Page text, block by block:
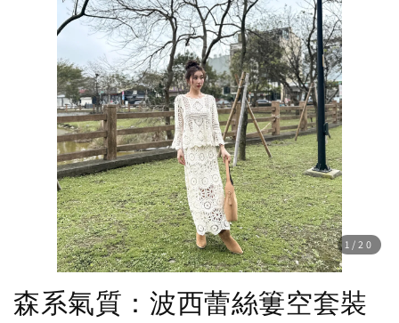
1 /20
森系氣質：波西蕾絲簍空套裝